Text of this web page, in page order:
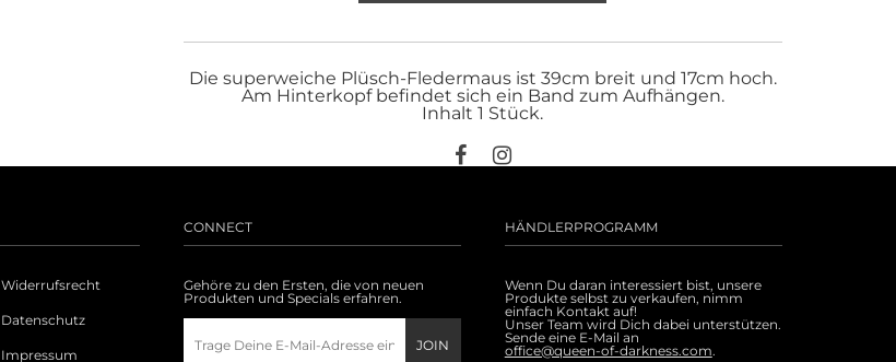
Die superweiche Plüsch-Fledermaus ist 39cm breit und 17cm hoch.
Am Hinterkopf befindet sich ein Band zum Aufhängen.
Inhalt 1 Stück.
Widerrufsrecht
Datenschutz
Impressum
CONNECT
Gehöre zu den Ersten, die von neuen
Produkten und Specials erfahren.
HÄNDLERPROGRAMM
Wenn Du daran interessiert bist, unsere
Produkte selbst zu verkaufen, nimm
einfach Kontakt auf!
Unser Team wird Dich dabei unterstützen.
Sende eine E-Mail an
office@queen-of-darkness.com.